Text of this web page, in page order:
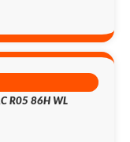
R05 86H WL